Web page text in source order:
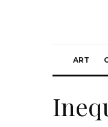
ART